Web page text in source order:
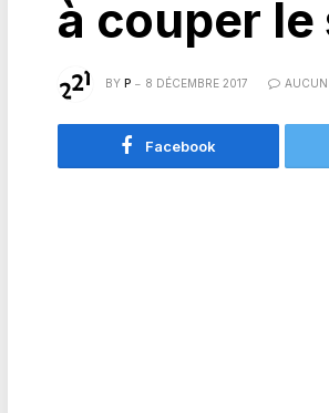
à couper
BY P 8 DÉCEMBRE 2017 AUCUN
Facebook